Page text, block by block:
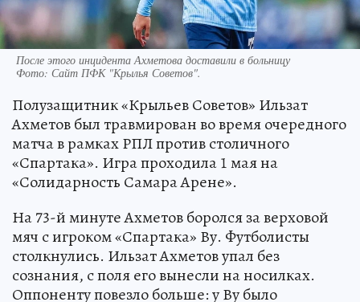
После этого инцидента Ахметова доставили в больницу
Фото: Сайт ПФК "Крылья Советов".
Полузащитник «Крыльев Советов» Ильзат
Ахметов был травмирован во время очередного
матча в рамках РПЛ против столичного
«Спартака». Игра проходила 1 мая на
«Солидарность Самара Арене».
На 73-й минуте Ахметов боролся за верховой
мяч с игроком «Спартака» Ву. Футболисты
столкнулись. Ильзат Ахметов упал без
сознания, с поля его вынесли на носилках.
Оппоненту повезло больше: у Ву было